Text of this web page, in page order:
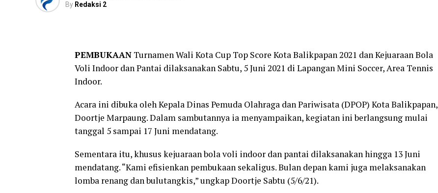
By Redaksi 2
PEMBUKAAN Turnamen Wali Kota Cup Top Score Kota Balikpapan 2021 dan Kejuaraan Bola
Voli Indoor dan Pantai dilaksanakan Sabtu, 5 Juni 2021 di Lapangan Mini Soccer, Area Tennis
Indoor.
Acara ini dibuka oleh Kepala Dinas Pemuda Olahraga dan Pariwisata (DPOP) Kota Balikpapan,
Doortje Marpaung. Dalam sambutannya ia menyampaikan, kegiatan ini berlangsung mulai
tanggal 5 sampai 17 Juni mendatang.
Sementara itu, khusus kejuaraan bola voli indoor dan pantai dilaksanakan hingga 13 Juni
mendatang. “Kami efisienkan pembukaan sekaligus. Bulan depan kami juga melaksanakan
lomba renang dan bulutangkis,” ungkap Doortje Sabtu (5/6/21).